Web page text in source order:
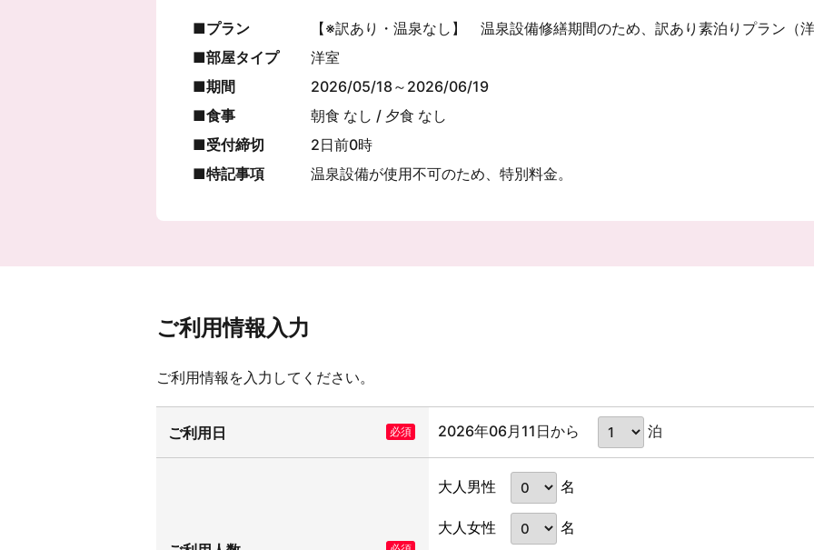
プラン
【※訳あり・温泉なし】 温泉設備修繕期間のため、訳あり素泊りプラン（
部屋タイプ
洋室
期間
2026/05/18～2026/06/19
食事
朝食 なし / 夕食 なし
受付締切
2日前0時
特記事項
温泉設備が使用不可のため、特別料金。
ご利用情報入力
ご利用情報を入力してください。
ご利用日 必須 2026年06月11日から 泊
大人男性 名
大人女性 名